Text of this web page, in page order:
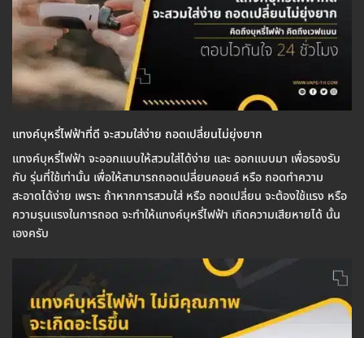
แทงค์บุหรี่ไฟฟ้าที่ดี จะสวมใส่ง่าย ถอดเปลี่ยนไม่ยุ่งยาก
แทงค์บุหรี่ไฟฟ้า จะออกแบบให้สวมใส่ได้ง่าย และ ออกแบบมา เพื่อรองรับ
กับ รุ่นที่ใช้เท่านั้น เพื่อให้สามารถถอดเปลี่ยนคอยล์ หรือ ถอดทำความ
สะอาดได้ง่าย เพราะ ถ้าหากการสวมใส่ หรือ ถอดเปลี่ยน จะต้องใช้แรง หรือ
ความรุนแรงในการถอด จะทำให้แทงค์บุหรี่ไฟฟ้า เกิดความเสียหายได้ นั้น
เองครับ